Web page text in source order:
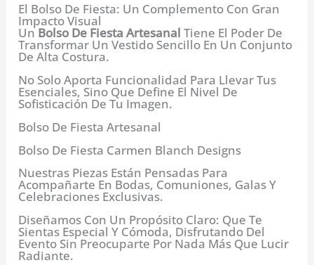
El Bolso De Fiesta: Un Complemento Con Gran
Impacto Visual
Un Bolso De Fiesta Artesanal Tiene El Poder De
Transformar Un Vestido Sencillo En Un Conjunto
De Alta Costura.
No Solo Aporta Funcionalidad Para Llevar Tus
Esenciales, Sino Que Define El Nivel De
Sofisticación De Tu Imagen.
Bolso De Fiesta Artesanal
Bolso De Fiesta Carmen Blanch Designs
Nuestras Piezas Están Pensadas Para
Acompañarte En Bodas, Comuniones, Galas Y
Celebraciones Exclusivas.
Diseñamos Con Un Propósito Claro: Que Te
Sientas Especial Y Cómoda, Disfrutando Del
Evento Sin Preocuparte Por Nada Más Que Lucir
Radiante.